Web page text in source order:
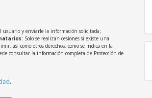
usuario y enviarle la información solicitada;
: Solo se realizan cesiones si existe una
así como otros derechos, como se indica en la
consultar la información completa de Protección de
.